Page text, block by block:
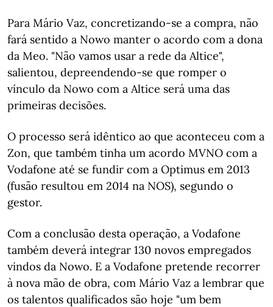
Para Mário Vaz, concretizando-se a compra, não
fará sentido a Nowo manter o acordo com a dona
da Meo. "Não vamos usar a rede da Altice",
salientou, depreendendo-se que romper o
vínculo da Nowo com a Altice será uma das
primeiras decisões.
O processo será idêntico ao que aconteceu com a
Zon, que também tinha um acordo MVNO com a
Vodafone até se fundir com a Optimus em 2013
(fusão resultou em 2014 na NOS), segundo o
gestor.
Com a conclusão desta operação, a Vodafone
também deverá integrar 130 novos empregados
vindos da Nowo. E a Vodafone pretende recorrer
à nova mão de obra, com Mário Vaz a lembrar que
os talentos qualificados são hoje "um bem